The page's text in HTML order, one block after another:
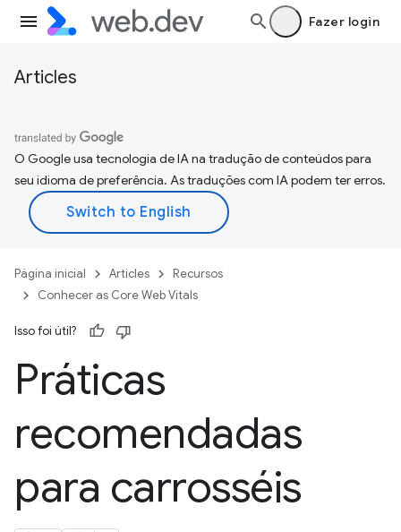
Fazer login
Articles
O Google usa tecnologia de IA na tradução de conteúdos para
seu idioma de preferência. As traduções com IA podem ter erros.
Página inicial Articles
Recursos
Conhecer as Core Web Vitals
Isso foi útil?
Práticas
recomendadas
para carrosséis